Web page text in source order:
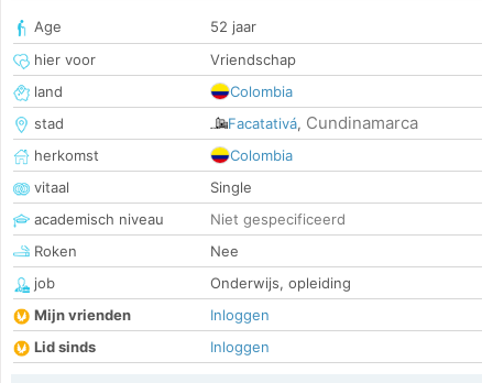
Age
52 jaar
hier voor
Vriendschap
land
Colombia
stad
Facatativá, Cundinamarca
herkomst
Colombia
vitaal
Single
academisch niveau
Niet gespecificeerd
Roken
Nee
job
Onderwijs, opleiding
Mijn vrienden
Inloggen
Lid sinds
Inloggen